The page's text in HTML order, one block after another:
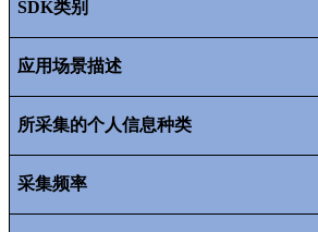
SDK类别
应用场景描述
所采集的个人信息种类
采集频率